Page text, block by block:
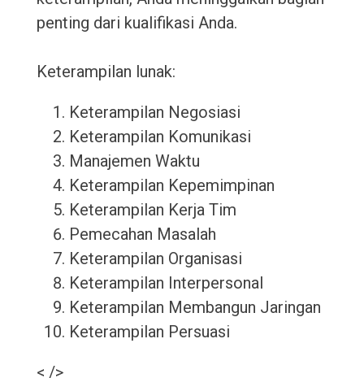
penting dari kualifikasi Anda.
Keterampilan lunak:
Keterampilan Negosiasi
Keterampilan Komunikasi
Manajemen Waktu
Keterampilan Kepemimpinan
Keterampilan Kerja Tim
Pemecahan Masalah
Keterampilan Organisasi
Keterampilan Interpersonal
Keterampilan Membangun Jaringan
Keterampilan Persuasi
< />